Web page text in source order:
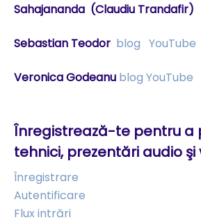
Sahajananda (Claudiu Trandafir)
Sebastian Teodor blog YouTube
Veronica Godeanu blog YouTube
Înregistrează-te pentru a
tehnici, prezentări audio şi
Înregistrare
Autentificare
Flux intrări